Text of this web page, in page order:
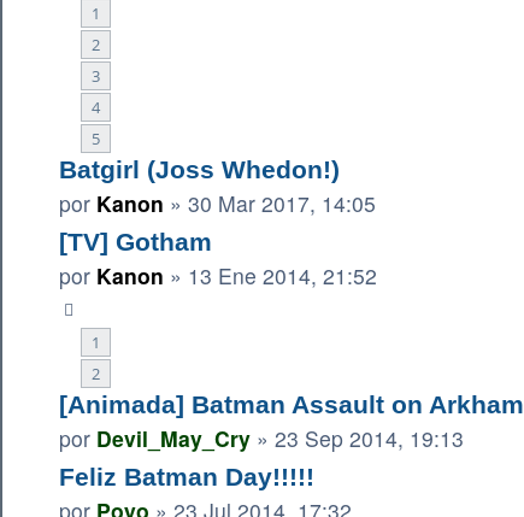
1
2
3
4
5
Batgirl (Joss Whedon!)
por Kanon » 30 Mar 2017, 14:05
[TV] Gotham
por Kanon » 13 Ene 2014, 21:52
1
2
[Animada] Batman Assault on Arkham
por Devil_May_Cry » 23 Sep 2014, 19:13
Feliz Batman Day!!!!!
por Poyo » 23 Jul 2014, 17:32